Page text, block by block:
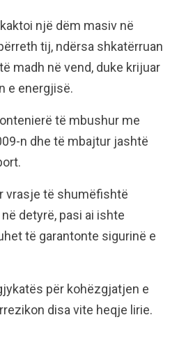
një dëm masiv në
tij, ndërsa shkatërruan
madh në vend, duke krijuar
e energjisë.
të mbushur me
n dhe të mbajtur jashtë
vrasje të shumëfishtë
detyrë, pasi ai ishte
të garantonte sigurinë e
për kohëzgjatjen e
disa vite heqje lirie.